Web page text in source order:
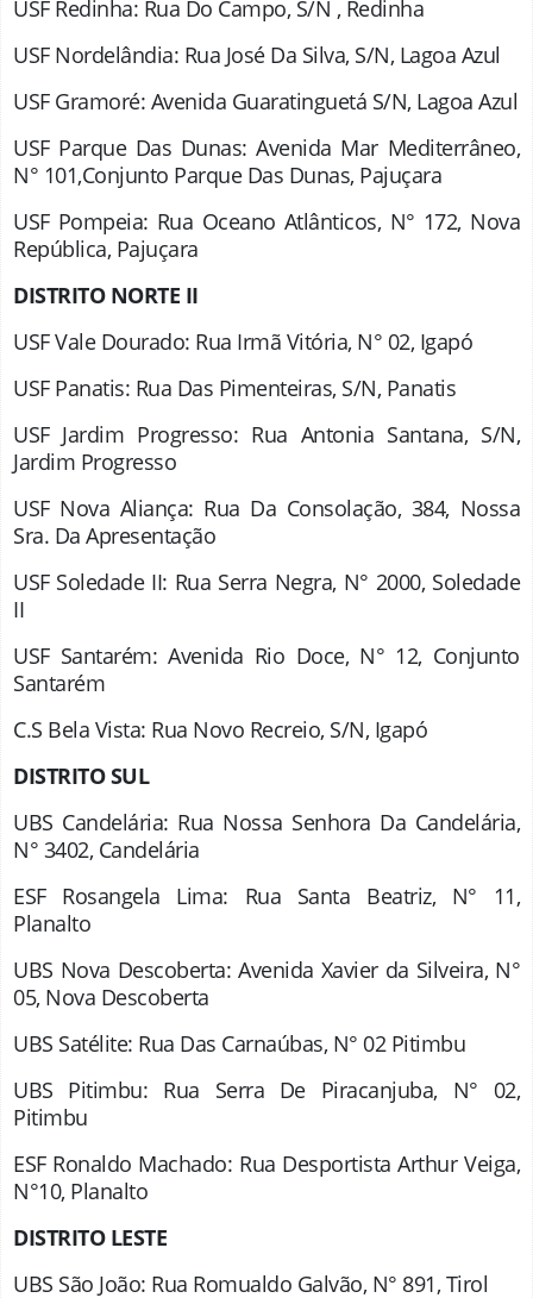
USF Redinha: Rua Do Campo, S/N , Redinha
USF Nordelândia: Rua José Da Silva, S/N, Lagoa Azul
USF Gramoré: Avenida Guaratinguetá S/N, Lagoa Azul
USF Parque Das Dunas: Avenida Mar Mediterrâneo,
N° 101,Conjunto Parque Das Dunas, Pajuçara
USF Pompeia: Rua Oceano Atlânticos, N° 172, Nova
República, Pajuçara
DISTRITO NORTE II
USF Vale Dourado: Rua Irmã Vitória, N° 02, Igapó
USF Panatis: Rua Das Pimenteiras, S/N, Panatis
USF Jardim Progresso: Rua Antonia Santana, S/N,
Jardim Progresso
USF Nova Aliança: Rua Da Consolação, 384, Nossa
Sra. Da Apresentação
USF Soledade II: Rua Serra Negra, N° 2000, Soledade
II
USF Santarém: Avenida Rio Doce, N° 12, Conjunto
Santarém
C.S Bela Vista: Rua Novo Recreio, S/N, Igapó
DISTRITO SUL
UBS Candelária: Rua Nossa Senhora Da Candelária,
N° 3402, Candelária
ESF Rosangela Lima: Rua Santa Beatriz, N° 11,
Planalto
UBS Nova Descoberta: Avenida Xavier da Silveira, N°
05, Nova Descoberta
UBS Satélite: Rua Das Carnaúbas, N° 02 Pitimbu
UBS Pitimbu: Rua Serra De Piracanjuba, N° 02,
Pitimbu
ESF Ronaldo Machado: Rua Desportista Arthur Veiga,
N°10, Planalto
DISTRITO LESTE
UBS São João: Rua Romualdo Galvão, N° 891, Tirol